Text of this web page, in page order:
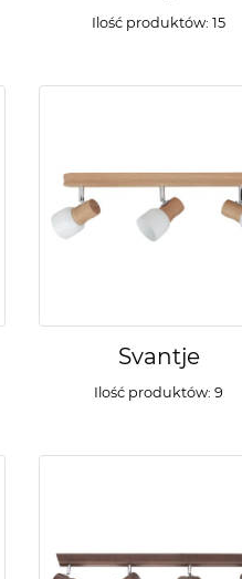
Ilość produktów: 15
Svantje
Ilość produktów: 9